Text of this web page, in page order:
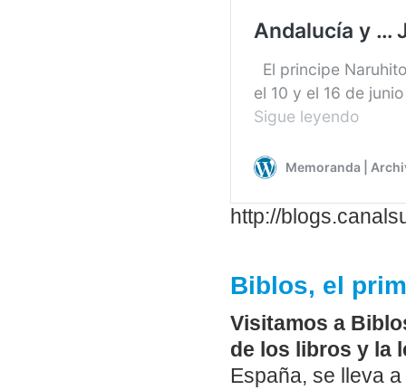
http://
Biblos, el
Visitamos a
de los libros y la
España, se lleva